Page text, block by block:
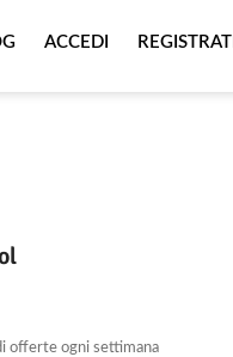
ACCEDI REGISTRATI
offerte ogni settimana